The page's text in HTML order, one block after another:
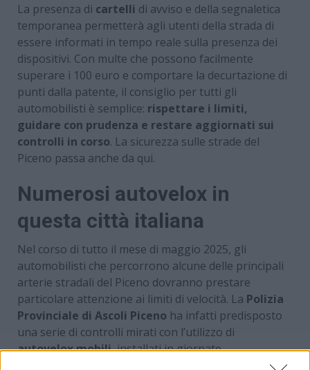
La presenza di cartelli di avviso e della segnaletica
temporanea permetterà agli utenti della strada di
essere informati in tempo reale sulla presenza dei
dispositivi. Con multe che possono facilmente
superare i 100 euro e comportare la decurtazione di
punti dalla patente, il consiglio per tutti gli
automobilisti è semplice: rispettare i limiti,
guidare con prudenza e restare aggiornati sui
controlli in corso. La sicurezza sulle strade del
Piceno passa anche da qui.
Numerosi autovelox in
questa città italiana
Nel corso di tutto il mese di maggio 2025, gli
automobilisti che percorrono alcune delle principali
arterie stradali del Piceno dovranno prestare
particolare attenzione ai limiti di velocità. La Polizia
Provinciale di Ascoli Piceno ha infatti predisposto
una serie di controlli mirati con l’utilizzo di
autovelox mobili, installati in giornate